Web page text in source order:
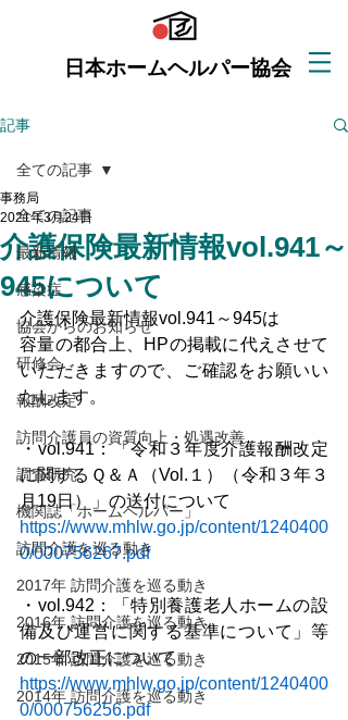
日本ホームヘルパー協会
記事
全ての記事
最新情報
感染症
協会からのお知らせ
研修会
報酬改定
訪問介護員の資質向上・処遇改善
調査研究
機関誌「ホームヘルパー」
訪問介護を巡る動き
2017年 訪問介護を巡る動き
2016年 訪問介護を巡る動き
2015年 訪問介護を巡る動き
2014年 訪問介護を巡る動き
全ての記事
介護保険最新情報vol.941～
945について
事務局
2021年3月24日
介護保険最新情報vol.941～945は
容量の都合上、HPの掲載に代えさせて
いただきますので、ご確認をお願いい
たします。
・vol.941：「令和３年度介護報酬改定
に関するＱ＆Ａ（Vol.１）（令和３年３
月19日）」の送付について
https://www.mhlw.go.jp/content/1240400
0/000756267.pdf
・vol.942：「特別養護老人ホームの設
備及び運営に関する基準について」等
の一部改正について
https://www.mhlw.go.jp/content/1240400
0/000756256.pdf